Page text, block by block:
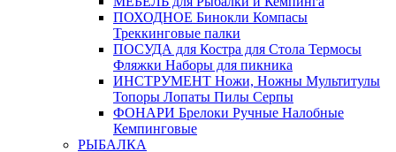
ПОХОДНОЕ Бинокли Компасы
Треккинговые палки
ПОСУДА для Костра для Стола Термосы
Фляжки Наборы для пикника
ИНСТРУМЕНТ Ножи, Ножны Мультитулы
Топоры Лопаты Пилы Серпы
ФОНАРИ Брелоки Ручные Налобные
Кемпинговые
РЫБАЛКА